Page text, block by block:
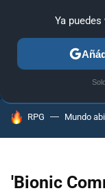
ANÁLISIS
HOY SE HABLA DE
RPG Mundo
'Bionic
Ya